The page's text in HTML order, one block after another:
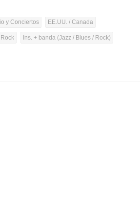
y Conciertos EE.UU. / Canada
Ins. + banda (Jazz / Blues / Rock)